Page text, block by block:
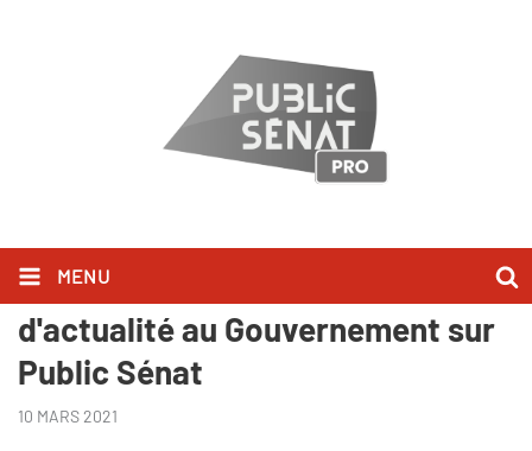
MENU
Ils l'ont dit lors des Questions
d'actualité au Gouvernement sur
Public Sénat
10 MARS 2021